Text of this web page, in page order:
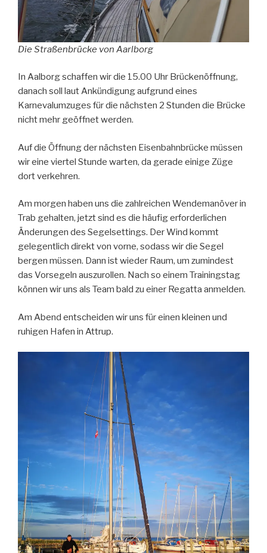
Die Straßenbrücke von Aarlborg
In Aalborg schaffen wir die 15.00 Uhr Brückenöffnung,
danach soll laut Ankündigung aufgrund eines
Karnevalumzuges für die nächsten 2 Stunden die Brücke
nicht mehr geöffnet werden.
Auf die Öffnung der nächsten Eisenbahnbrücke müssen
wir eine viertel Stunde warten, da gerade einige Züge
dort verkehren.
Am morgen haben uns die zahlreichen Wendemanöver in
Trab gehalten, jetzt sind es die häufig erforderlichen
Änderungen des Segelsettings. Der Wind kommt
gelegentlich direkt von vorne, sodass wir die Segel
bergen müssen. Dann ist wieder Raum, um zumindest
das Vorsegeln auszurollen. Nach so einem Trainingstag
können wir uns als Team bald zu einer Regatta anmelden.
Am Abend entscheiden wir uns für einen kleinen und
ruhigen Hafen in Attrup.